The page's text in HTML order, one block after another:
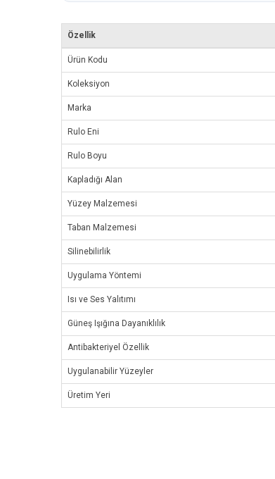
Özellik
Ürün Kodu
Koleksiyon
Marka
Rulo Eni
Rulo Boyu
Kapladığı Alan
Yüzey Malzemesi
Taban Malzemesi
Silinebilirlik
Uygulama Yöntemi
Isı ve Ses Yalıtımı
Güneş Işığına Dayanıklılık
Antibakteriyel Özellik
Uygulanabilir Yüzeyler
Üretim Yeri